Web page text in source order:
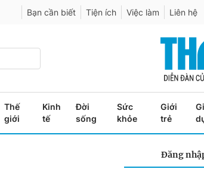
Bạn cần biết Tiện ích Việc làm Liên hệ
Thế
giới
Kinh
tế
Đời
sống
Sức
khỏe
Giới
trẻ
Đăng